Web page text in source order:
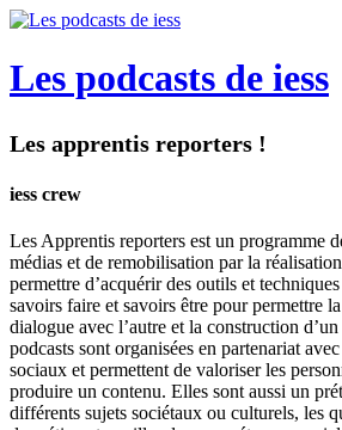
Les podcasts de iess
Les apprentis reporters !
iess crew
Les Apprentis reporters est un programme
médias et de remobilisation par la
permettre d’acquérir des outils et
savoirs faire et savoirs être pour permettre
dialogue avec l’autre et la construction
podcasts sont organisées en partenariat
sociaux et permettent de valoriser les
produire un contenu. Elles sont aussi un
différents sujets sociétaux ou culturels, les